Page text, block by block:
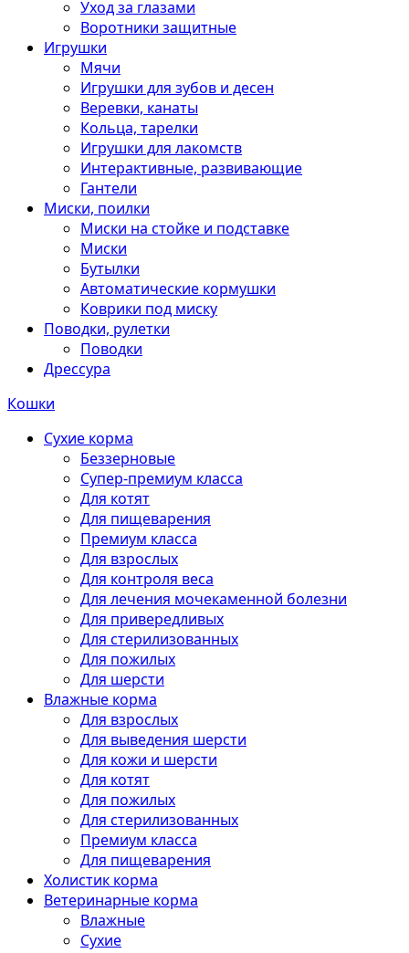
Уход за глазами
Воротники защитные
Игрушки
Мячи
Игрушки для зубов и десен
Веревки, канаты
Кольца, тарелки
Игрушки для лакомств
Интерактивные, развивающие
Гантели
Миски, поилки
Миски на стойке и подставке
Миски
Бутылки
Автоматические кормушки
Коврики под миску
Поводки, рулетки
Поводки
Дрессура
Кошки
Сухие корма
Беззерновые
Супер-премиум класса
Для котят
Для пищеварения
Премиум класса
Для взрослых
Для контроля веса
Для лечения мочекаменной болезни
Для привередливых
Для стерилизованных
Для пожилых
Для шерсти
Влажные корма
Для взрослых
Для выведения шерсти
Для кожи и шерсти
Для котят
Для пожилых
Для стерилизованных
Премиум класса
Для пищеварения
Холистик корма
Ветеринарные корма
Влажные
Сухие